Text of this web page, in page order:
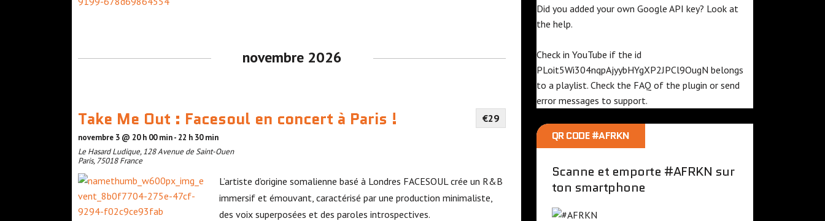
novembre 2026
€29
Take Me Out : Facesoul en concert à Paris !
novembre 3 @ 20 h 00 min- 22 h 30 min
Le Hasard Ludique,128 Avenue de Saint-Ouen
Paris, 75018 France
L’artiste d’origine somalienne basé à Londres FACESOUL crée un R&B
immersif et émouvant, caractérisé par une production minimaliste,
des voix superposées et des paroles introspectives.
Did you added your own Google API key? Look at
the help.
Check in YouTube if the id
PLoit5Wi304nqpAjyybHYgXP2JPCl9OugN belongs
to a playlist. Check the FAQ of the plugin or send
error messages to support.
QR CODE #AFRKN
Scanne et emporte #AFRKN sur
ton smartphone